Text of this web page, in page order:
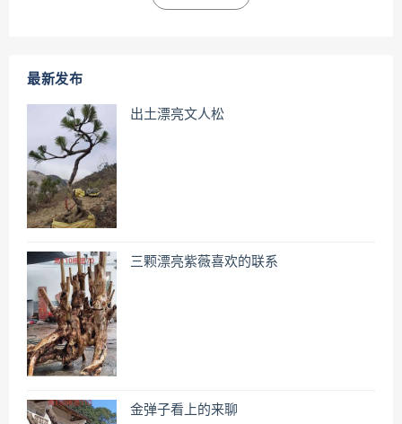
最新发布
出土漂亮文人松
三颗漂亮紫薇喜欢的联系
金弹子看上的来聊